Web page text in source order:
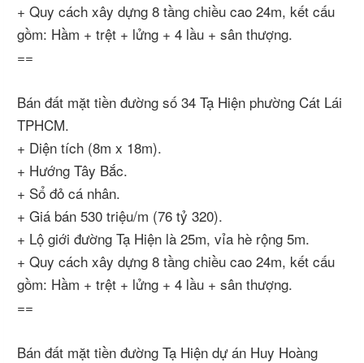
+ Quy cách xây dựng 8 tầng chiều cao 24m, kết cấu
gồm: Hầm + trệt + lửng + 4 lầu + sân thượng.
==
Bán đất mặt tiền đường số 34 Tạ Hiện phường Cát Lái
TPHCM.
+ Diện tích (8m x 18m).
+ Hướng Tây Bắc.
+ Sổ đỏ cá nhân.
+ Giá bán 530 triệu/m (76 tỷ 320).
+ Lộ giới đường Tạ Hiện là 25m, vỉa hè rộng 5m.
+ Quy cách xây dựng 8 tầng chiều cao 24m, kết cấu
gồm: Hầm + trệt + lửng + 4 lầu + sân thượng.
==
Bán đất mặt tiền đường Tạ Hiện dự án Huy Hoàng